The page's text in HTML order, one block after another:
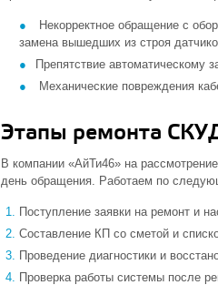
Некорректное обращение с
замена вышедших из строя
Препятствие автоматическому
Механические повреждения
Этапы ремонта
В компании «АйТи46» на
день обращения. Работаем по
Поступление заявки на ремонт и
Составление КП со сметой и
Проведение диагностики и
Проверка работы системы после